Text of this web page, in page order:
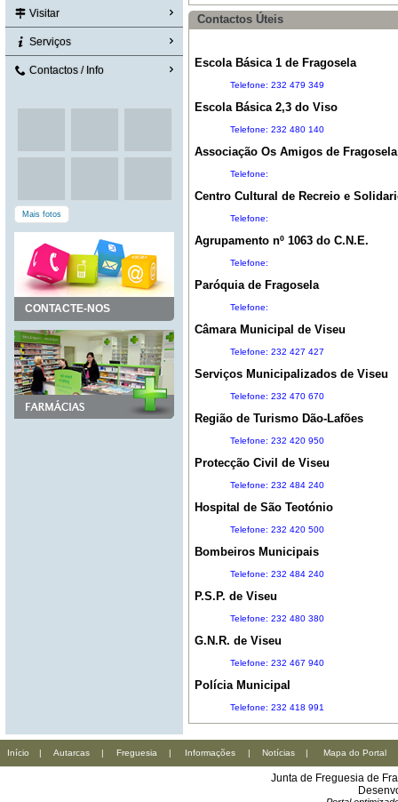
Visitar
Serviços
Contactos / Info
Mais fotos
CONTACTE-NOS
Contactos Úteis
Escola Básica 1 de Fragosela
Telefone: 232 479 349
Escola Básica 2,3 do Viso
Telefone: 232 480 140
Associação Os Amigos de Fragosela
Telefone:
Centro Cultural de Recreio e
Telefone:
Agrupamento nº 1063 do C.N.E.
Telefone:
Paróquia de Fragosela
Telefone:
Câmara Municipal de Viseu
Telefone: 232 427 427
Serviços Municipalizados de Viseu
Telefone: 232 470 670
Região de Turismo Dão-Lafões
Telefone: 232 420 950
Protecção Civil de Viseu
Telefone: 232 484 240
Hospital de São Teotónio
Telefone: 232 420 500
Bombeiros Municipais
Telefone: 232 484 240
P.S.P. de Viseu
Telefone: 232 480 380
G.N.R. de Viseu
Telefone: 232 467 940
Polícia Municipal
Telefone: 232 418 991
Início | Autarcas | Freguesia | Informações | Notícias | Mapa do Portal
Junta de Freguesia de